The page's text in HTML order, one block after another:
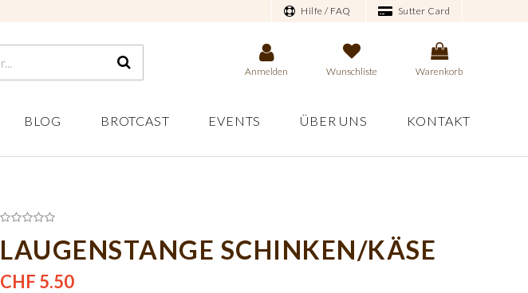
Hilfe / FAQ Sutter Card
Anmelden Wunschliste Warenkorb
BLOG BROTCAST EVENTS ÜBER UNS KONTAKT
LAUGENSTANGE SCHINKEN/KÄSE
CHF 5.50